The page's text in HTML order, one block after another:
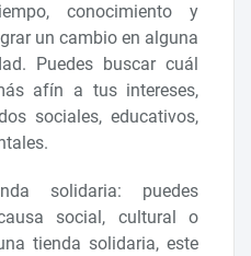
conocimiento y
un cambio en alguna
Puedes buscar cuál
afín a tus intereses,
sociales, educativos,
solidaria: puedes
social, cultural o
tienda solidaria, este